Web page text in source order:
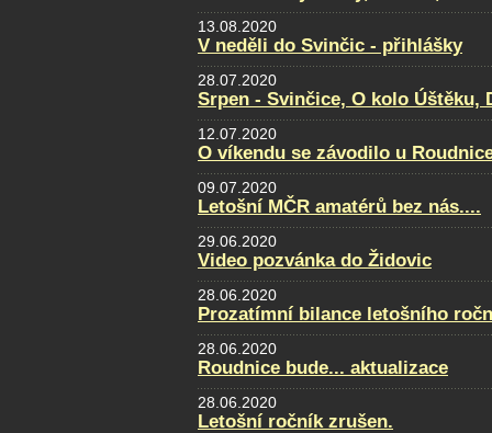
13.08.2020
V neděli do Svinčic - přihlášky
28.07.2020
Srpen - Svinčice, O kolo Úštěku,
12.07.2020
O víkendu se závodilo u
09.07.2020
Letošní MČR amatérů bez nás....
29.06.2020
Video pozvánka do Židovic
28.06.2020
Prozatímní bilance letošního
28.06.2020
Roudnice bude... aktualizace
28.06.2020
Letošní ročník zrušen.